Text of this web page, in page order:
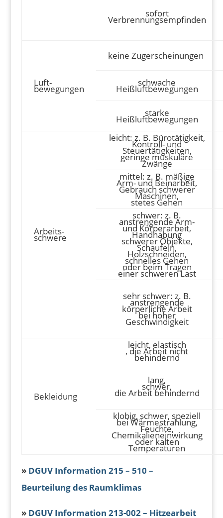
sofort
Verbrennungsempfinden
Luft-
bewegungen
keine Zugerscheinungen
schwache
Heißluftbewegungen
starke
Heißluftbewegungen
Arbeits-
schwere
leicht: z. B. Bürotätigkeit,
Kontroll- und
Steuertätigkeiten,
geringe muskuläre
Zwänge
mittel: z. B. mäßige
Arm- und Beinarbeit,
Gebrauch schwerer
Maschinen,
stetes Gehen
schwer: z. B.
anstrengende Arm-
und Körperarbeit,
Handhabung
schwerer Objekte,
Schaufeln,
Holzschneiden,
schnelles Gehen
oder beim Tragen
einer schweren Last
sehr schwer: z. B.
anstrengende
körperliche Arbeit
bei hoher
Geschwindigkeit
Bekleidung
leicht, elastisch
, die Arbeit nicht
behindernd
lang,
schwer,
die Arbeit behindernd
klobig, schwer, speziell
bei Wärmestrahlung,
Feuchte,
Chemikalieneinwirkung
oder kalten
Temperaturen
»DGUV Information 215 – 510 –
Beurteilung des Raumklimas
»DGUV Information 213-002 – Hitzearbeit